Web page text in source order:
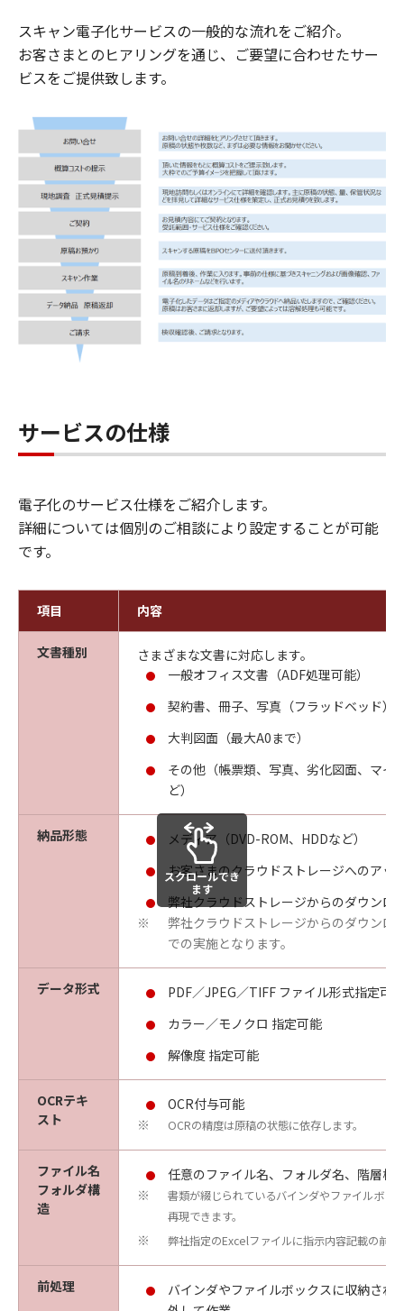
スキャン電子化サービスの一般的な流れをご紹介。
お客さまとのヒアリングを通じ、ご要望に合わせたサー
ビスをご提供致します。
サービスの仕様
電子化のサービス仕様をご紹介します。
詳細については個別のご相談により設定することが可能
です。
項目 内容
文書種別
さまざまな文書に対応します。
一般オフィス文書（ADF処理可能）
契約書、冊子、写真（フラッドベッド）
大判図面（最大A0まで）
その他（帳票類、写真、劣化図面、マイ
ど）
納品形態
メディア（DVD-ROM、HDDなど）
お客さまのクラウドストレージへのアッ
弊社クラウドストレージからのダウンロ
※
弊社クラウドストレージからのダウンロ
での実施となります。
データ形式
PDF／JPEG／TIFF ファイル形式指定可能
カラー／モノクロ 指定可能
解像度 指定可能
OCRテキ
スト
OCR付与可能
※ OCRの精度は原稿の状態に依存します。
ファイル名
フォルダ構
造
任意のファイル名、フォルダ名、階層構
※
書類が綴じられているバインダやファイルボッ
再現できます。
※ 弊社指定のExcelファイルに指示内容記載の前提
前処理
バインダやファイルボックスに収納され
スクロールでき
ます